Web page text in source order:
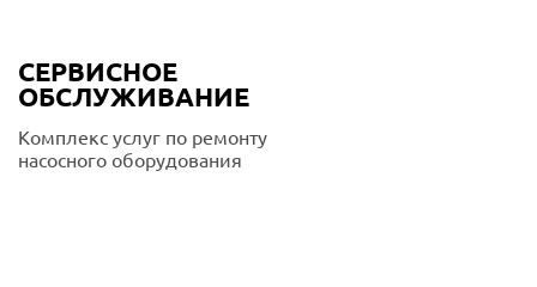
СЕРВИСНОЕ
ОБСЛУЖИВАНИЕ
Комплекс услуг по ремонту
насосного оборудования